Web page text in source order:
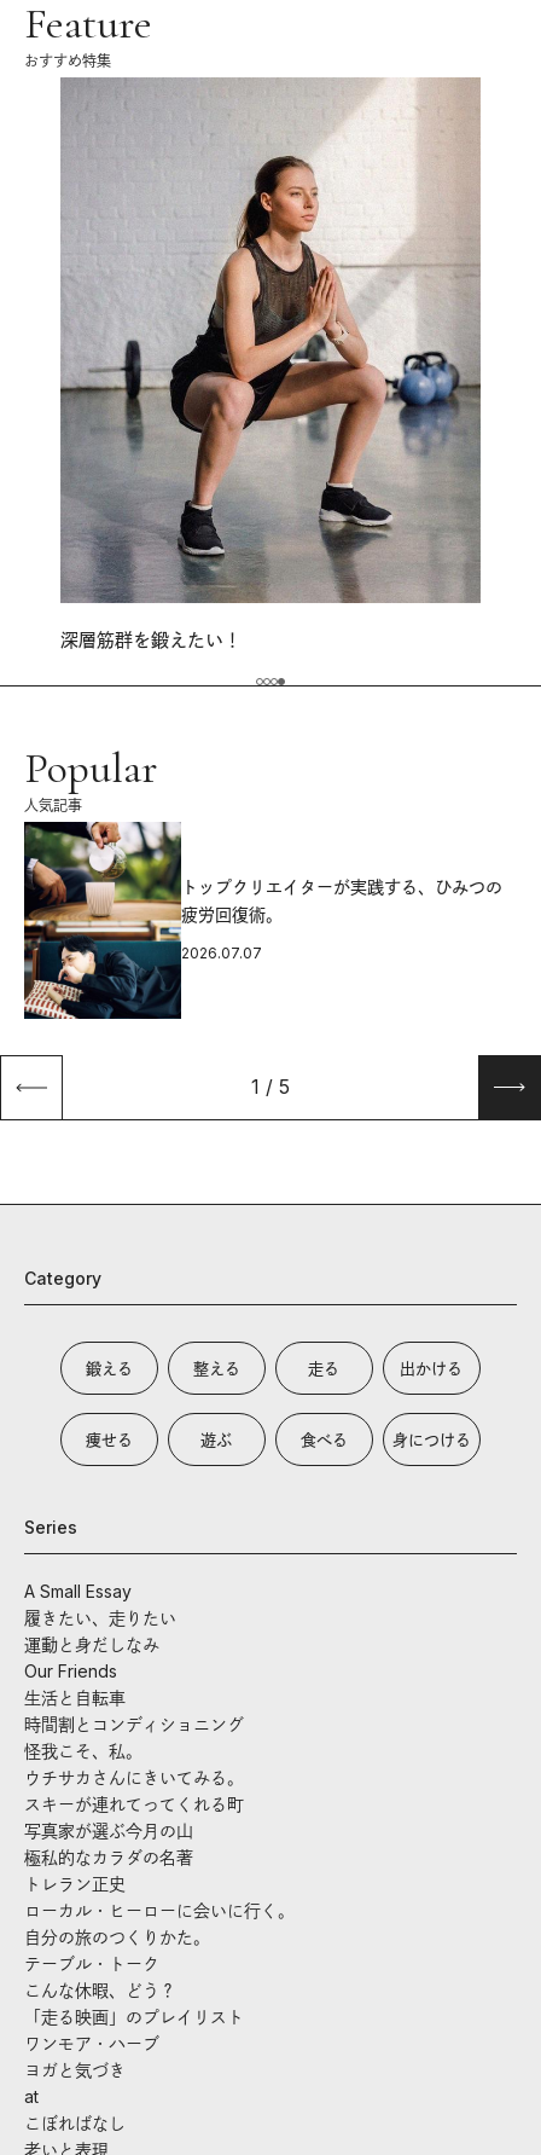
Feature
おすすめ特集
深層筋群を鍛えたい！
Popular
人気記事
トップクリエイターが実践する、ひみつの
疲労回復術。
2026.07.07
1 / 5
Category
鍛える 整える 走る 出かける
痩せる 遊ぶ 食べる 身につける
Series
A Small Essay
履きたい、走りたい
運動と身だしなみ
Our Friends
生活と自転車
時間割とコンディショニング
怪我こそ、私。
ウチサカさんにきいてみる。
スキーが連れてってくれる町
写真家が選ぶ今月の山
極私的なカラダの名著
トレラン正史
ローカル・ヒーローに会いに行く。
自分の旅のつくりかた。
テーブル・トーク
こんな休暇、どう？
「走る映画」のプレイリスト
ワンモア・ハーブ
ヨガと気づき
at
こぼればなし
老いと表現